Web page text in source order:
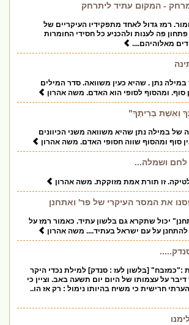
- המקום עתיד ליתרחק
רמז גדול לאחד מתפקידיו העיקריים של
פה לענות ולהכניע כל חסידי החומרות
מאלוהיהם....
במילה נתן . שהיא כעין משוואה. סדר המילים
ומהסוף לסופי הוא האדם. משה אהרון
וְאֵשֶׁת בְּרִיתֶךָ"
של במילה נתן שהיא משוואה משני הכיוונים
סוף ומהסוף שווה חסופי האדם. משה אהרון
לחם ושמלה...
זו תורת אמת מזוקקת. משה אהרון
את המסר העיקרי של פר' ואתחנן
יכול שתקרא גם בלשון עתיד. כאמור רמז על
על עם ישראל בעתיד.... משה אהרון
:"כמזבח" [בלשון לעז : סנדק] למילת נכדי היקר
דיבר על עצמותו של היום יום תשעה באב. וציין כי
חרישית כי משיח בהיותו נימול : רק אז הו..